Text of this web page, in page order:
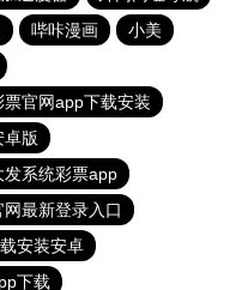
哔咔漫画
小美
票官网app下载安装
卓版
发系统彩票app
最新登录入口
安装安卓
下载